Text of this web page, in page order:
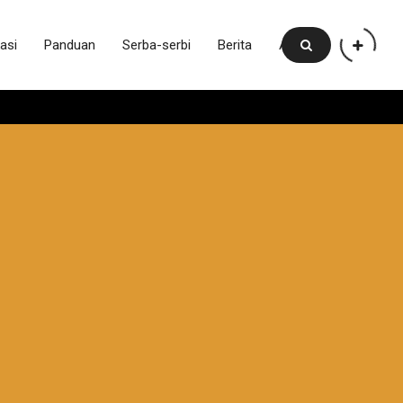
Panduan Serba-serbi Berita Artikel